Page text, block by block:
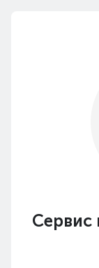
Сервис